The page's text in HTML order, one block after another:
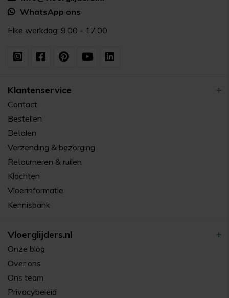
WhatsApp ons
Elke werkdag: 9.00 - 17.00
Klantenservice
Contact
Bestellen
Betalen
Verzending & bezorging
Retourneren & ruilen
Klachten
Vloerinformatie
Kennisbank
Vloerglijders.nl
Onze blog
Over ons
Ons team
Privacybeleid